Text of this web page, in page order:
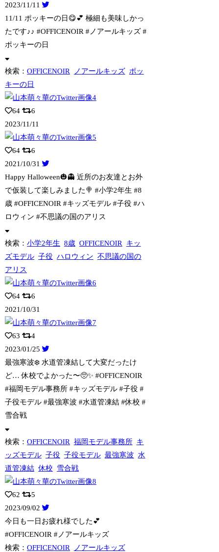
2023/11/11
11/11 ポッキーの日😋💕 極細も美味しかっ
たです♪♪ #OFFICENOIR #ノアールキッズ #
ポッキーの日
検索：OFFICENOIR ノアールキッズ ポッ
キーの日
64
6
2023/11/11
64
6
2021/10/31
Happy Halloween🎃👻 近所のお友達とお外
で仮装して楽しみました🍭 #小学2年生 #8
歳 #OFFICENOIR #キッズモデル #子役 #ハ
ロウィン #不思議の国のアリス
検索：小学2年生 8歳 OFFICENOIR
キッ
ズモデル 子役 ハロウィン 不思議の国の
アリス
64
6
2021/10/31
63
4
2023/01/25
最強寒波❄️ 水道管凍結して大変だったけ
ど… 休校でよかった〜🥺✨ #OFFICENOIR
#福岡モデル事務所 #キッズモデル #子役 #
子役モデル #最強寒波 #水道管凍結 #休校 #
雪合戦
検索：OFFICENOIR 福岡モデル事務所 キ
ッズモデル 子役 子役モデル 最強寒波
水
道管凍結 休校 雪合戦
62
5
2023/09/02
今日も一日お疲れ様でした💕
#OFFICENOIR #ノアールキッズ
検索：OFFICENOIR ノアールキッズ